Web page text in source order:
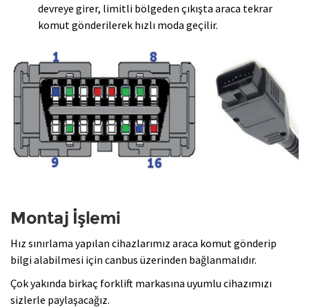
devreye girer, limitli bölgeden çıkışta araca tekrar
komut gönderilerek hızlı moda geçilir.
Montaj İşlemi
Hız sınırlama yapılan cihazlarımız araca komut gönderip
bilgi alabilmesi için canbus üzerinden bağlanmalıdır.
Çok yakında birkaç forklift markasına uyumlu cihazımızı
sizlerle paylaşacağız.